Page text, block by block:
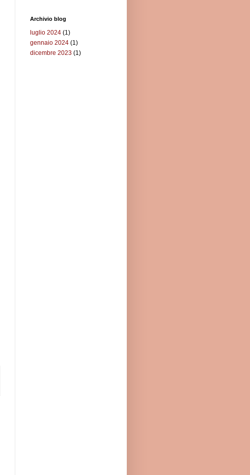
Archivio blog
luglio 2024 (1)
gennaio 2024 (1)
dicembre 2023 (1)